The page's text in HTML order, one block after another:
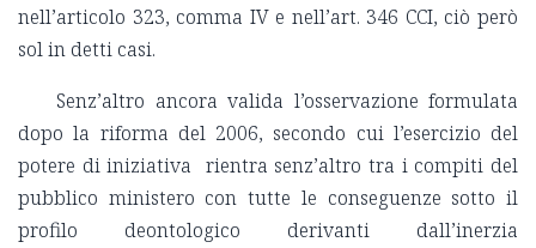
nell’articolo 323, comma IV e nell’art. 346 CCI, ciò però
sol in detti casi.
Senz’altro ancora valida l’osservazione formulata
dopo la riforma del 2006, secondo cui l’esercizio del
potere di iniziativa rientra senz’altro tra i compiti del
pubblico ministero con tutte le conseguenze sotto il
profilo deontologico derivanti dall’inerzia